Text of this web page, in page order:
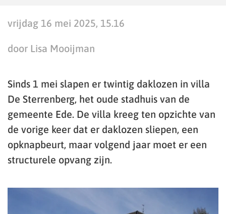
vrijdag 16 mei 2025, 15.16
door Lisa Mooijman
Sinds 1 mei slapen er twintig daklozen in villa
De Sterrenberg, het oude stadhuis van de
gemeente Ede. De villa kreeg ten opzichte van
de vorige keer dat er daklozen sliepen, een
opknapbeurt, maar volgend jaar moet er een
structurele opvang zijn.